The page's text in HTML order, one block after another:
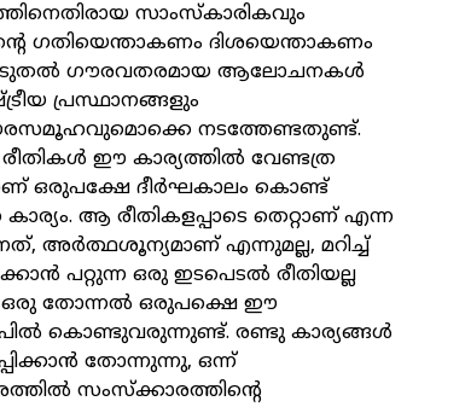
സാംസ്കാരികവും
ഗതിയെന്താകണം ദിശയെന്താകണം
കൂടുതൽ ഗൗരവതരമായ ആലോചനകൾ
പ്രസ്ഥാനങ്ങളും
നടത്തേണ്ടതുണ്ട്.
ഈ കാര്യത്തിൽ വേണ്ടത്ര
ഒരുപക്ഷേ ദീർഘകാലം കൊണ്ട്
ആ രീതികളപ്പാടെ തെറ്റാണ് എന്ന
അർത്ഥശൂന്യമാണ് എന്നുമല്ല, മറിച്ച്
പറ്റുന്ന ഒരു ഇടപെടൽ രീതിയല്ല
ഒരു തോന്നൽ ഒരുപക്ഷെ ഈ
കൊണ്ടുവരുന്നുണ്ട്. രണ്ടു കാര്യങ്ങൾ
തോന്നുന്നു, ഒന്ന്
സംസ്ക്കാരത്തിന്റെ